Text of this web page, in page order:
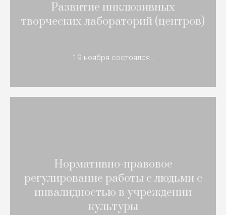
Развитие инклюзивных
творческих лабораторий (центров)
19 ноября состоялся…
Нормативно-правовое
регулирование работы с людьми с
инвалидностью в учреждении
культуры